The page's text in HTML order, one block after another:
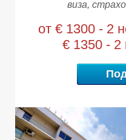
виза,
от € 1300 - 2
€ 1350 - 2